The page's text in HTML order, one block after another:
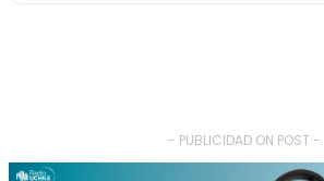
- PUBLICIDAD ON POST -